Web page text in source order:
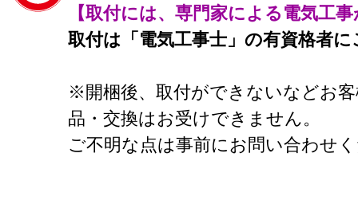
【取付には、専門家による電気工
取付は「電気工事士」の有資格者
※開梱後、取付ができないなどお
品・交換はお受けできません。
ご不明な点は事前にお問い合わせ